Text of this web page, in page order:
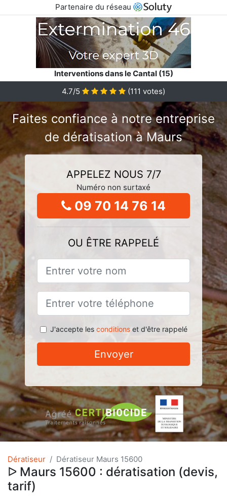
Partenaire du réseau
Interventions dans le Cantal (15)
4.7/5
(111 votes)
Faites confiance à notre entreprise
de dératisation à Maurs
APPELEZ NOUS 7/7
Numéro non surtaxé
09 70 14 76 14
OU ÊTRE RAPPELÉ
J'accepte les conditionset d'être rappelé
Envoyer
Dératiseur Dératiseur Maurs 15600
ᐅ Maurs 15600 : dératisation (devis,
tarif)